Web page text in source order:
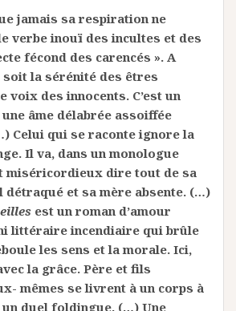
jamais sa respiration ne
verbe inouï des incultes et des
fécond des carencés ». A
soit la sérénité des êtres
voix des innocents. C’est un
âme délabrée assoiffée
Celui qui se raconte ignore la
Il va, dans un monologue
miséricordieux dire tout de sa
détraqué et sa mère absente. (…)
est un roman d’amour
littéraire incendiaire qui brûle
les sens et la morale. Ici,
la grâce. Père et fils
mêmes se livrent à un corps à
duel foldingue. (…) Une